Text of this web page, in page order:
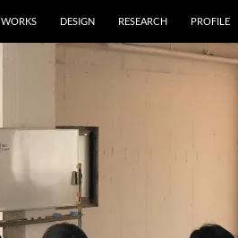
WORKS DESIGN RESEARCH PROFILE